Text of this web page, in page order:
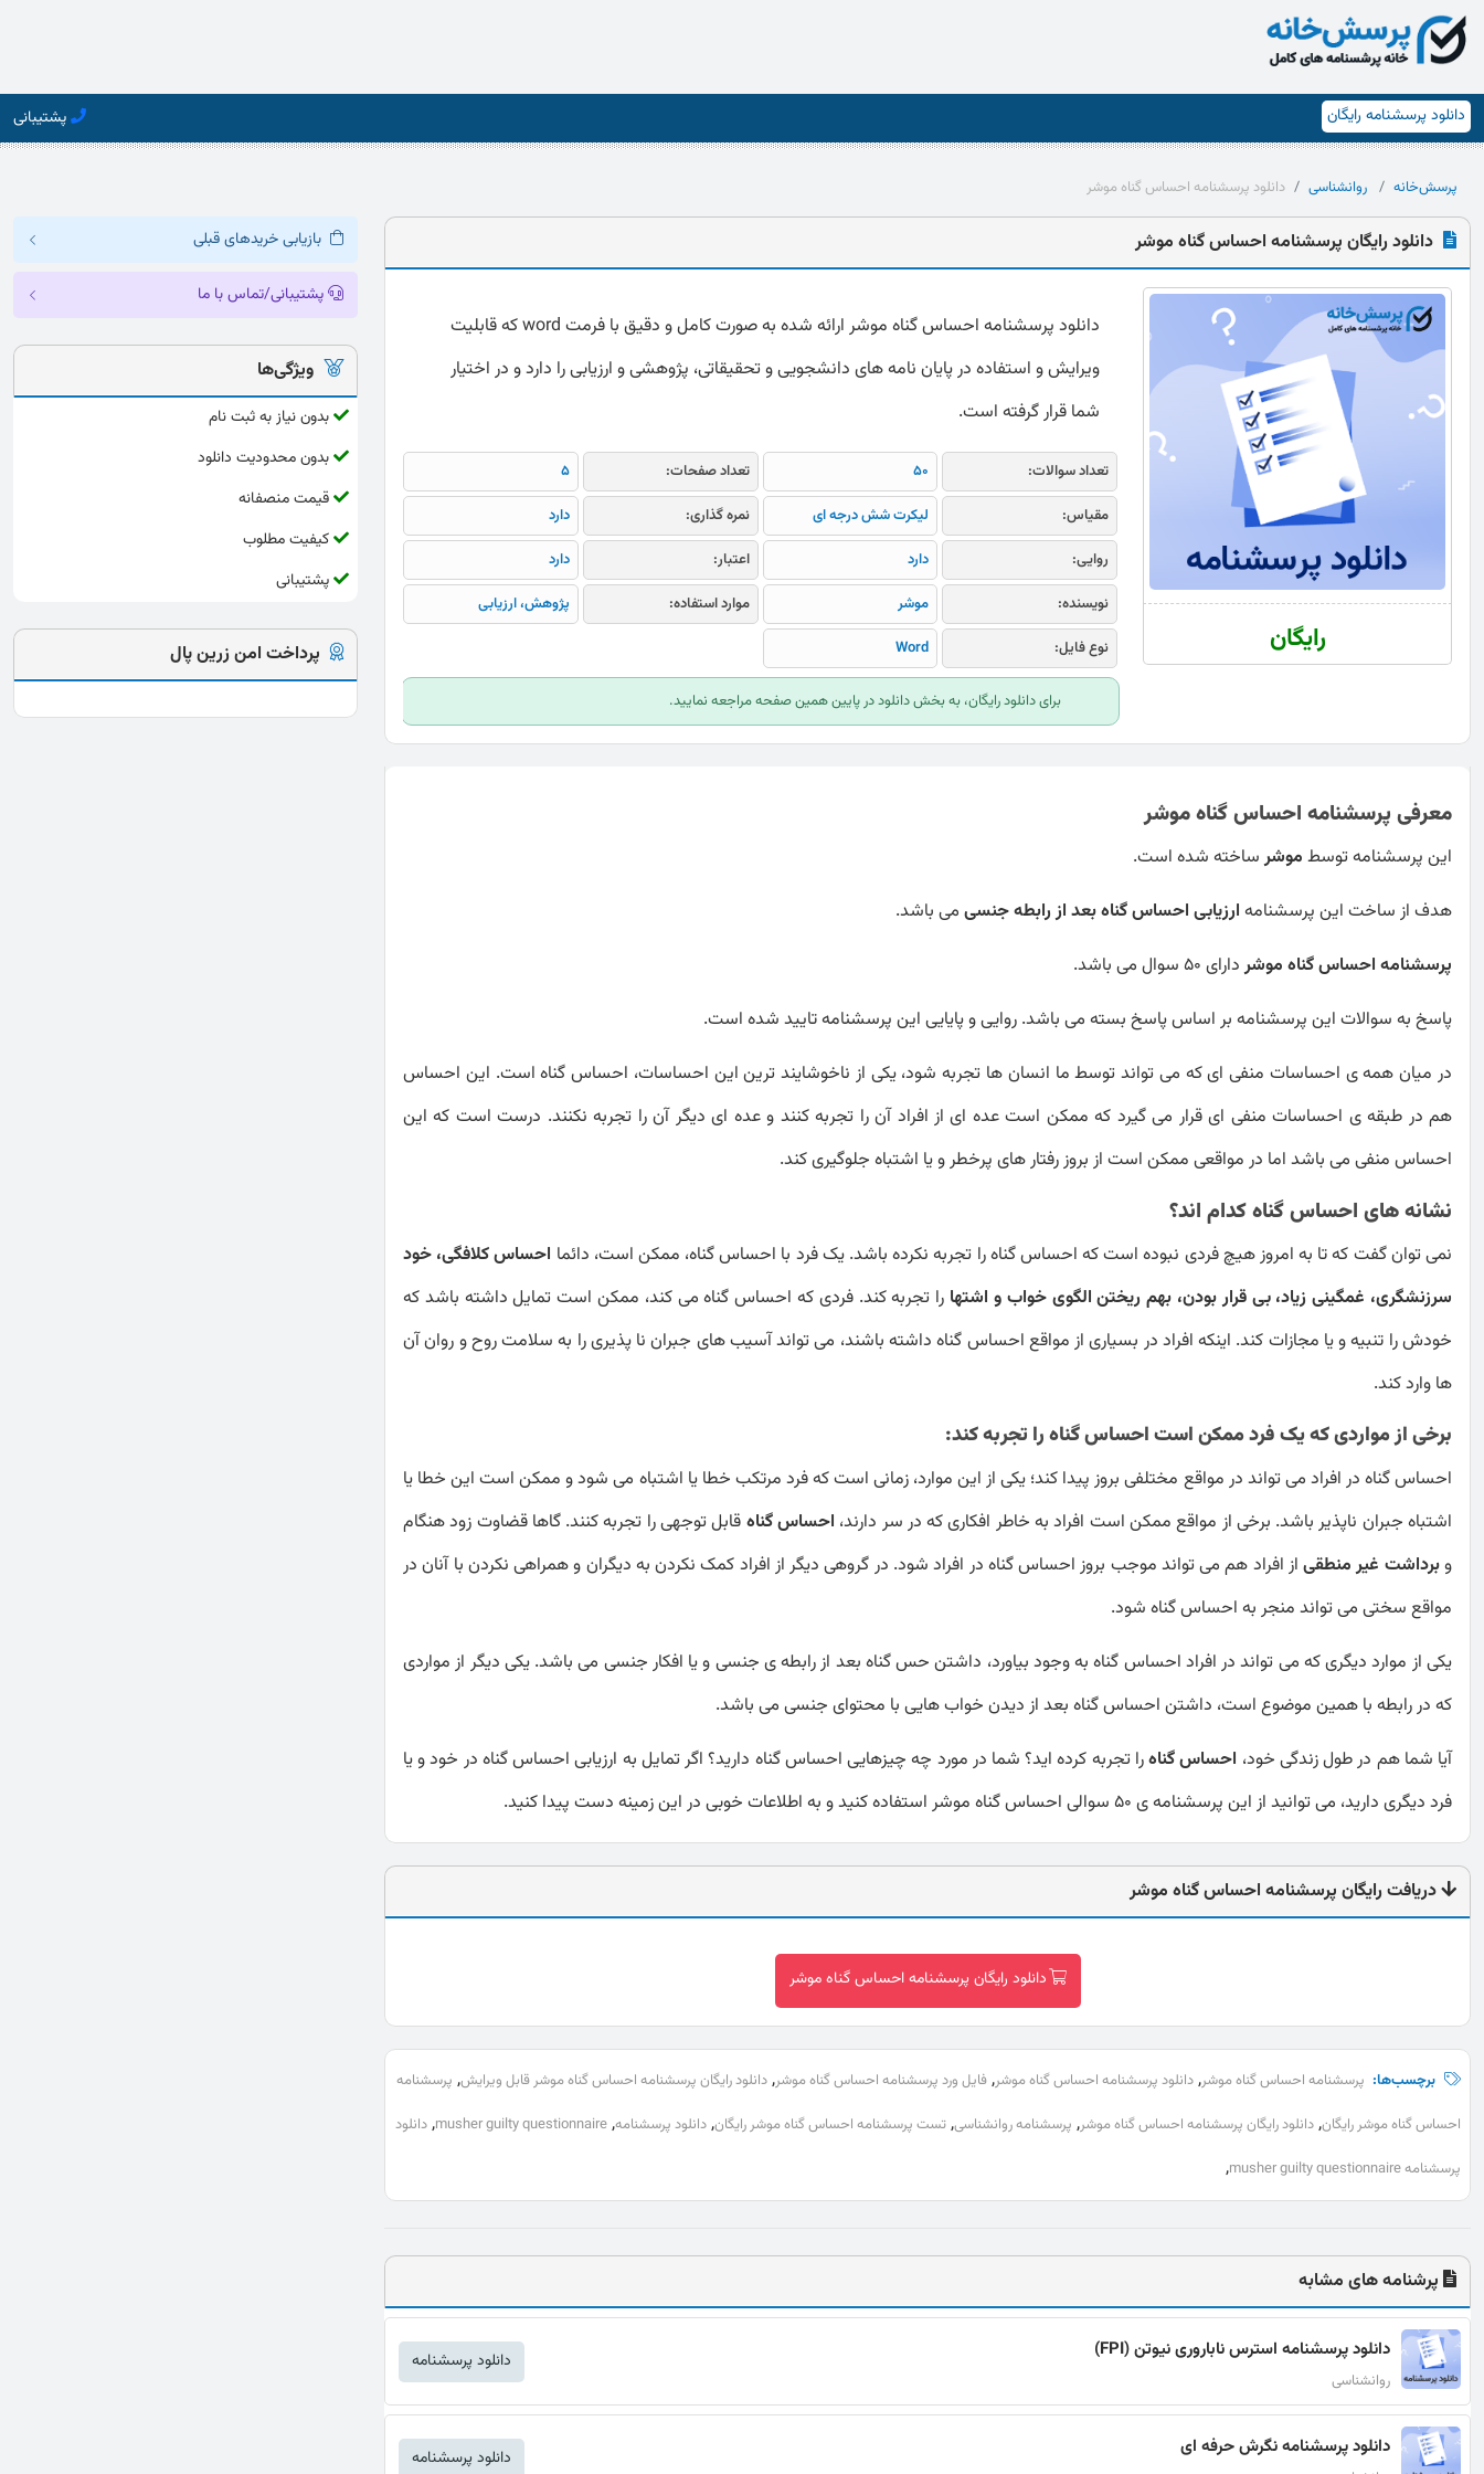
دانلود پرسشنامه رایگان پشتیبانی
پرسش‌خانه روانشناسی دانلود پرسشنامه احساس گناه موشر
دانلود رایگان پرسشنامه احساس گناه موشر
رایگان
دانلود پرسشنامه احساس گناه موشر ارائه شده به صورت کامل و دقیق با فرمت word که قابلیت
ویرایش و استفاده در پایان نامه های دانشجویی و تحقیقاتی، پژوهشی و ارزیابی را دارد و در اختیار
شما قرار گرفته است.
تعداد سوالات: 50 تعداد صفحات:
5
مقیاس:
لیکرت شش درجه ای نمره گذاری:
دارد
روایی:
دارد اعتبار:
دارد
نویسنده:
موشر موارد استفاده:
پژوهش، ارزیابی
نوع فایل:
Word
برای دانلود رایگان، به بخش دانلود در پایین همین صفحه مراجعه نمایید.
معرفی پرسشنامه احساس گناه موشر
این پرسشنامه توسطموشرساخته شده است.
هدف از ساخت این پرسشنامهارزیابی احساس گناه بعد از رابطه جنسیمی باشد.
پرسشنامه احساس گناه موشردارای 50 سوال می باشد.
پاسخ به سوالات این پرسشنامه بر اساس پاسخ بسته می باشد. روایی و پایایی این پرسشنامه تایید شده است.
در میان همه ی احساسات منفی ای که می تواند توسط ما انسان ها تجربه شود، یکی از ناخوشایند ترین این احساسات، احساس گناه است. این احساس
هم در طبقه ی احساسات منفی ای قرار می گیرد که ممکن است عده ای از افراد آن را تجربه کنند و عده ای دیگر آن را تجربه نکنند. درست است که این
احساس منفی می باشد اما در مواقعی ممکن است از بروز رفتار های پرخطر و یا اشتباه جلوگیری کند.
نشانه های احساس گناه کدام اند؟
نمی توان گفت که تا به امروز هیچ فردی نبوده است که احساس گناه را تجربه نکرده باشد. یک فرد با احساس گناه، ممکن است، دائما احساس کلافگی، خود
سرزنشگری، غمگینی زیاد، بی قرار بودن، بهم ریختن الگوی خواب و اشتها را تجربه کند. فردی که احساس گناه می کند، ممکن است تمایل داشته باشد که
خودش را تنبیه و یا مجازات کند. اینکه افراد در بسیاری از مواقع احساس گناه داشته باشند، می تواند آسیب های جبران نا پذیری را به سلامت روح و روان آن
ها وارد کند.
برخی از مواردی که یک فرد ممکن است احساس گناه را تجربه کند:
احساس گناه در افراد می تواند در مواقع مختلفی بروز پیدا کند؛ یکی از این موارد، زمانی است که فرد مرتکب خطا یا اشتباه می شود و ممکن است این خطا یا
اشتباه جبران ناپذیر باشد. برخی از مواقع ممکن است افراد به خاطر افکاری که در سر دارند، احساس گناهقابل توجهی را تجربه کنند. گاها قضاوت زود هنگام
وبرداشت غیر منطقیاز افراد هم می تواند موجب بروز احساس گناه در افراد شود. در گروهی دیگر از افراد کمک نکردن به دیگران و همراهی نکردن با آنان در
مواقع سختی می تواند منجر به احساس گناه شود.
یکی از موارد دیگری که می تواند در افراد احساس گناه به وجود بیاورد، داشتن حس گناه بعد از رابطه ی جنسی و یا افکار جنسی می باشد. یکی دیگر از مواردی
که در رابطه با همین موضوع است، داشتن احساس گناه بعد از دیدن خواب هایی با محتوای جنسی می باشد.
آیا شما هم در طول زندگی خود، احساس گناهرا تجربه کرده اید؟ شما در مورد چه چیزهایی احساس گناه دارید؟ اگر تمایل به ارزیابی احساس گناه در خود و یا
فرد دیگری دارید، می توانید از این پرسشنامه ی 50 سوالی احساس گناه موشر استفاده کنید و به اطلاعات خوبی در این زمینه دست پیدا کنید.
دریافت رایگان پرسشنامه احساس گناه موشر
دانلود رایگان پرسشنامه احساس گناه موشر
برچسب‌ها: پرسشنامه احساس گناه موشر, دانلود پرسشنامه احساس گناه موشر, فایل ورد پرسشنامه احساس گناه موشر, دانلود رایگان پرسشنامه احساس گناه موشر قابل ویرایش, پرسشنامه
احساس گناه موشر رایگان, دانلود رایگان پرسشنامه احساس گناه موشر, پرسشنامه روانشناسی, تست پرسشنامه احساس گناه موشر رایگان, دانلود پرسشنامه,
musher guilty questionnaire
, دانلود
پرسشنامه musher guilty questionnaire
,
پرشنامه های مشابه
دانلود پرسشنامه استرس ناباروری نیوتن (FPI)
روانشناسی
دانلود پرسشنامه
دانلود پرسشنامه نگرش حرفه ای دانلود پرسشنامه
بازیابی خریدهای قبلی
پشتیبانی/تماس با ما
ویژگی‌ها
بدون نیاز به ثبت نام
بدون محدودیت دانلود
قیمت منصفانه
کیفیت مطلوب
پشتیبانی
پرداخت امن زرین پال